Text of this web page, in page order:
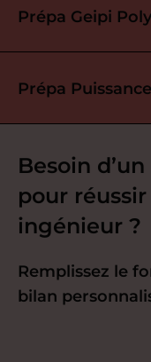
Prépa Geipi
Prépa
Besoin
pour
ingénieur ?
Remplissez le
bilan